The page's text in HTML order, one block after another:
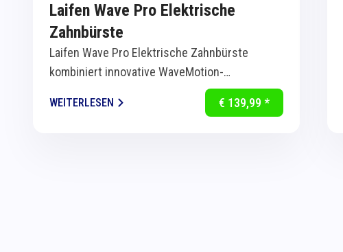
Laifen Wave Pro Elektrische
Zahnbürste
Laifen Wave Pro Elektrische Zahnbürste
kombiniert innovative WaveMotion-
Technologie mit intelligenter Sensorik für
eine...
WEITERLESEN € 139,99 *